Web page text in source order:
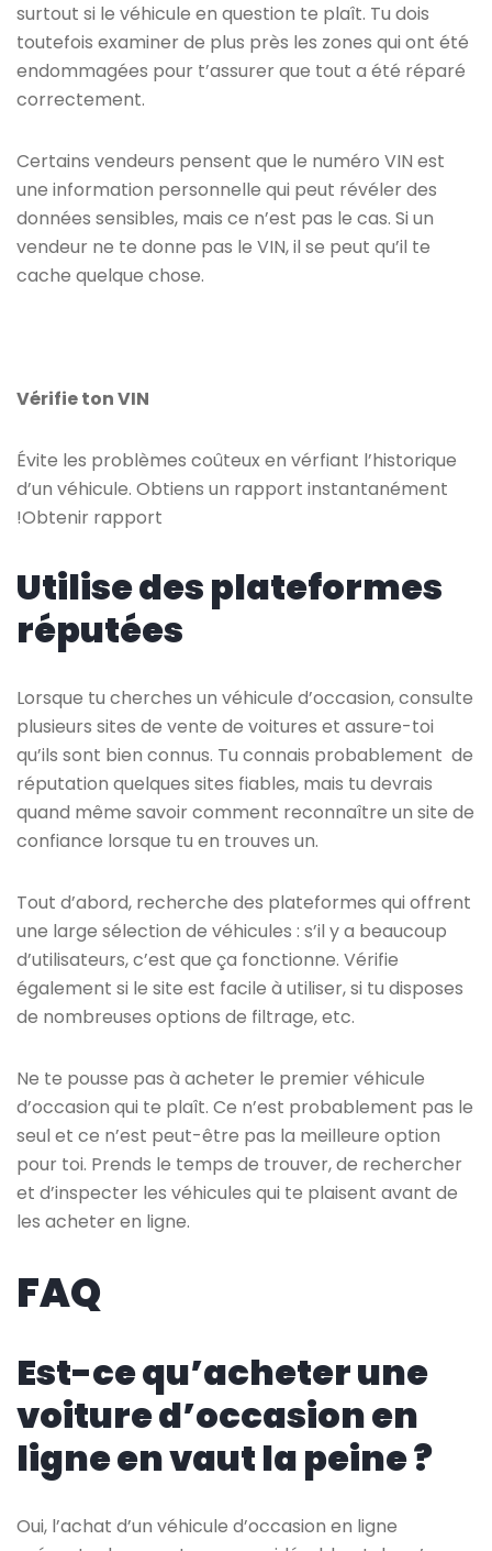
surtout si le véhicule en question te plaît. Tu dois
toutefois examiner de plus près les zones qui ont été
endommagées pour t’assurer que tout a été réparé
correctement.
Certains vendeurs pensent que le numéro VIN est
une information personnelle qui peut révéler des
données sensibles, mais ce n’est pas le cas. Si un
vendeur ne te donne pas le VIN, il se peut qu’il te
cache quelque chose.
Vérifie ton VIN
Évite les problèmes coûteux en vérfiant l’historique
d’un véhicule. Obtiens un rapport instantanément
!Obtenir rapport
Utilise des plateformes
réputées
Lorsque tu cherches un véhicule d’occasion, consulte
plusieurs sites de vente de voitures et assure-toi
qu’ils sont bien connus. Tu connais probablement de
réputation quelques sites fiables, mais tu devrais
quand même savoir comment reconnaître un site de
confiance lorsque tu en trouves un.
Tout d’abord, recherche des plateformes qui offrent
une large sélection de véhicules : s’il y a beaucoup
d’utilisateurs, c’est que ça fonctionne. Vérifie
également si le site est facile à utiliser, si tu disposes
de nombreuses options de filtrage, etc.
Ne te pousse pas à acheter le premier véhicule
d’occasion qui te plaît. Ce n’est probablement pas le
seul et ce n’est peut-être pas la meilleure option
pour toi. Prends le temps de trouver, de rechercher
et d’inspecter les véhicules qui te plaisent avant de
les acheter en ligne.
FAQ
Est-ce qu’acheter une
voiture d’occasion en
ligne en vaut la peine ?
Oui, l’achat d’un véhicule d’occasion en ligne